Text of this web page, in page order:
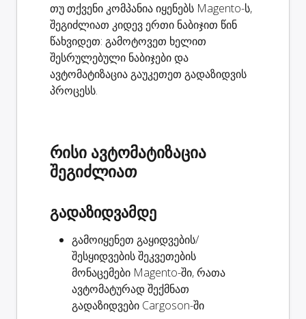
თუ თქვენი კომპანია იყენებს Magento-ს,
შეგიძლიათ კიდევ ერთი ნაბიჯით წინ
წახვიდეთ: გამოტოვეთ ხელით
შესრულებული ნაბიჯები და
ავტომატიზაცია გაუკეთეთ გადაზიდვის
პროცესს.
რისი ავტომატიზაცია
შეგიძლიათ
გადაზიდვამდე
გამოიყენეთ გაყიდვების/
შესყიდვების შეკვეთების
მონაცემები Magento-ში, რათა
ავტომატურადშექმნათ
გადაზიდვები Cargoson-ში